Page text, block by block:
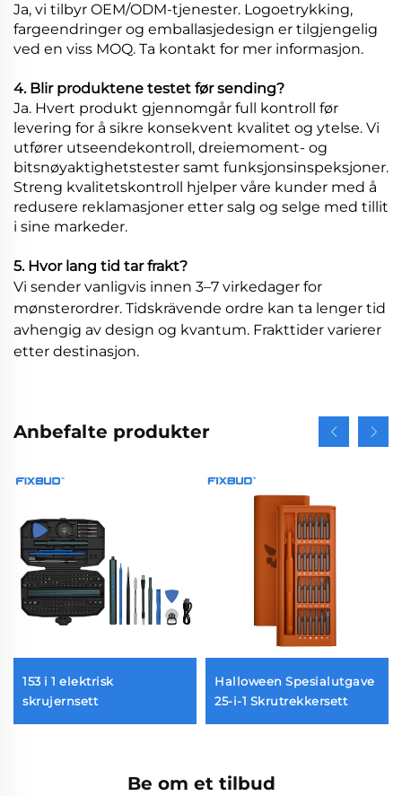
Ja, vi tilbyr OEM/ODM-tjenester. Logoetrykking,
fargeendringer og emballasjedesign er tilgjengelig
ved en viss MOQ. Ta kontakt for mer informasjon.
4. Blir produktene testet før sending?
Ja. Hvert produkt gjennomgår full kontroll før
levering for å sikre konsekvent kvalitet og ytelse. Vi
utfører utseendekontroll, dreiemoment- og
bitsnøyaktighetstester samt funksjonsinspeksjoner.
Streng kvalitetskontroll hjelper våre kunder med å
redusere reklamasjoner etter salg og selge med tillit
i sine markeder.
5. Hvor lang tid tar frakt?
Vi sender vanligvis innen 3–7 virkedager for
mønsterordrer. Tidskrävende ordre kan ta lenger tid
avhengig av design og kvantum. Frakttider varierer
etter destinasjon.
Anbefalte produkter
153 i 1 elektrisk
skrujernsett
Halloween Spesialutgave
25-i-1 Skrutrekkersett
Be om et tilbud